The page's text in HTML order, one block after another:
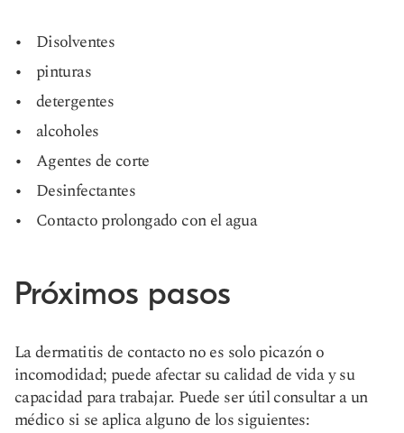
Disolventes
pinturas
detergentes
alcoholes
Agentes de corte
Desinfectantes
Contacto prolongado con el agua
Próximos pasos
La dermatitis de contacto no es solo picazón o
incomodidad; puede afectar su calidad de vida y su
capacidad para trabajar. Puede ser útil consultar a un
médico si se aplica alguno de los siguientes: